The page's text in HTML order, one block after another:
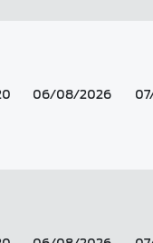
06/08/2026